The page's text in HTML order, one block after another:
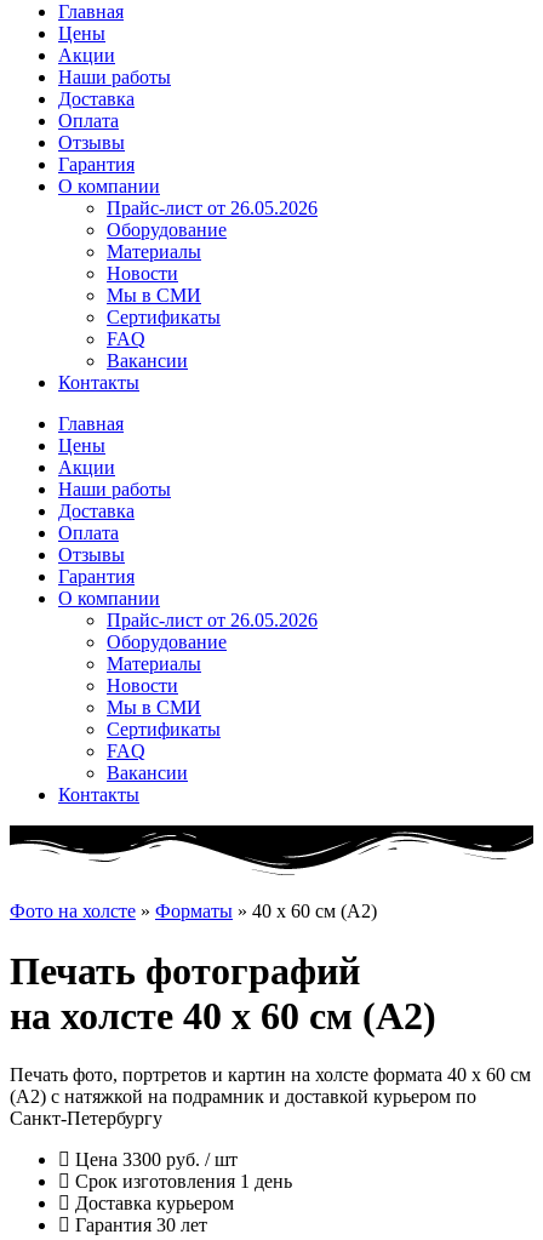
Главная
Цены
Акции
Наши работы
Доставка
Оплата
Отзывы
Гарантия
О компании
Прайс-лист от 26.05.2026
Оборудование
Материалы
Новости
Мы в СМИ
Сертификаты
FAQ
Вакансии
Контакты
Главная
Цены
Акции
Наши работы
Доставка
Оплата
Отзывы
Гарантия
О компании
Прайс-лист от 26.05.2026
Оборудование
Материалы
Новости
Мы в СМИ
Сертификаты
FAQ
Вакансии
Контакты
Фото на холсте » Форматы » 40 x 60 см (А2)
Печать фотографий
на холсте 40 x 60 см (А2)
Печать фото, портретов и картин на холсте формата 40 x 60 см
(А2) с натяжкой на подрамник и доставкой курьером по
Санкт-Петербургу
Цена 3300 руб. / шт
Срок изготовления 1 день
Доставка курьером
Гарантия 30 лет